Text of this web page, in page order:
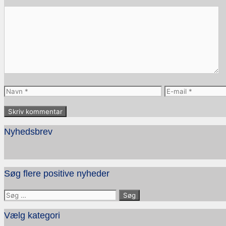
Navn
E-
Nyhedsbrev
Søg flere positive nyheder
Søg
efter:
Vælg kategori